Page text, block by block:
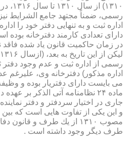
۱۳۱۰)
رسمی، ضمناً مجتهد جامع الشرایط
اداره ثبت و به تنهایی دفتر خود را
دارای تعدادی كارمند دفترخانه
در زمان حاكمیت قانون یاد شده فاقد
رسمی از اداره ثبت و عدم وجود دفتر
اداره مذكور) دفترخانه وی، علیرغم
می بایست دارای دفتریار بوده و
ماده ۲۴ نظامنامه آتی الذكر بر
جاری در اختیار سردفتر و دفتر نماینده
و این یكی از تفاوت هایی است كه بین
طرف دیگر وجود داشته است .